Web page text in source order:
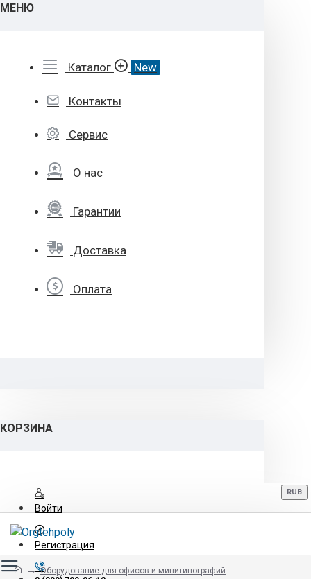
МЕНЮ
Каталог New
Контакты
Сервис
О нас
Гарантии
Доставка
Оплата
КОРЗИНА
Войти
Регистрация
RUB
Оборудование для офисов и минитипографий